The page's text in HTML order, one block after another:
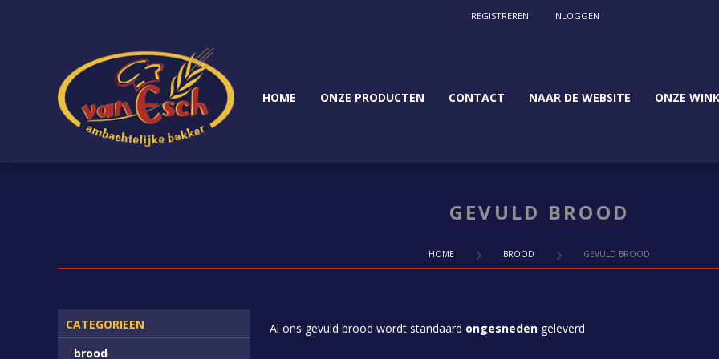
REGISTREREN INLOGGEN
HOME ONZE PRODUCTEN CONTACT NAAR DE WEBSITE ONZE
HOME BROOD GEVULD BROOD
GEVULD BROOD
Al ons gevuld brood wordt standaard ongesneden geleverd
CATEGORIEEN
brood